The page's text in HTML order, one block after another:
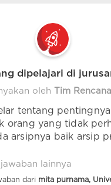
dipelajari di
oleh Tim
tentang
orang yang tidak
arsipnya baik arsip
kita sering pusing
disini kita diajarkan
jawaban lainnya
dari mita purnama,